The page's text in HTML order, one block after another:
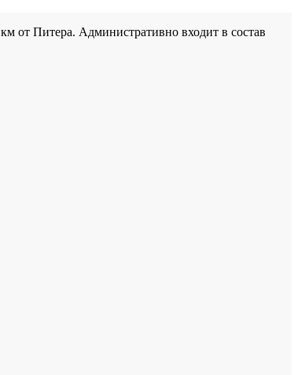
от Питера. Административно входит в состав